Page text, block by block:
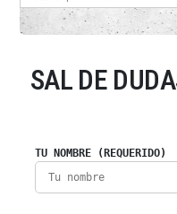
SAL DE
TU NOMBRE (REQUERIDO)